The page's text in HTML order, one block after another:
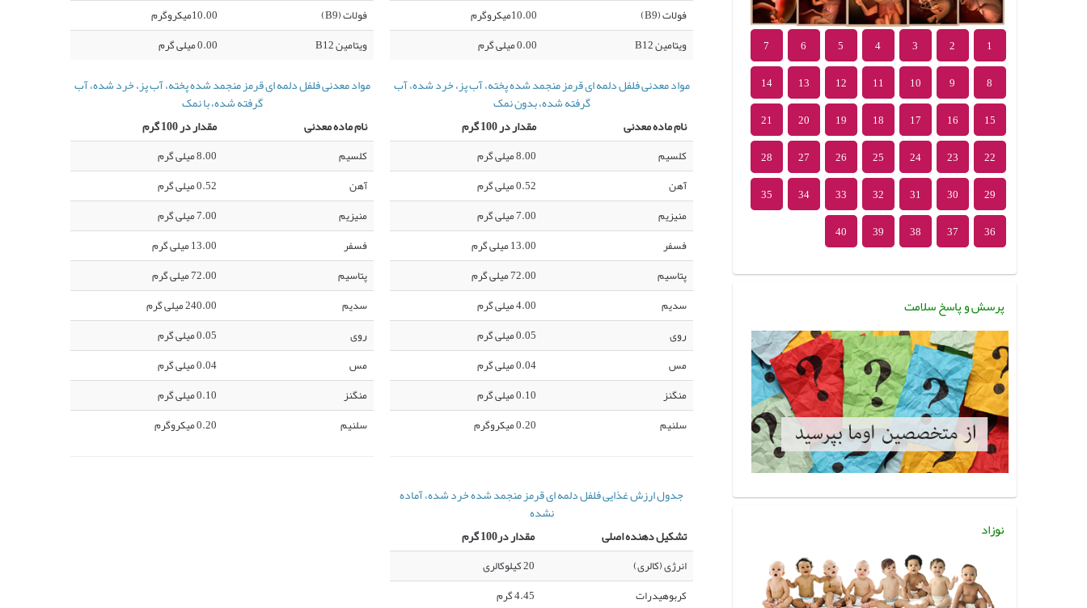
جدول ارزش غذایی فلفل دلمه ای قرمز منجمد شده خرد شده، آماده
نشده
تشکیل دهنده اصلی
مقدار در100 گرم
انرژی (کالری)
20 کیلوکالری
کربوهیدرات
4.45 گرم
فولات (B9)
10.00میکروگرم
ویتامین B12
0.00 میلی گرم
مواد معدنی فلفل دلمه ای قرمز منجمد شده پخته، آب پز، خرد شده، آب
گرفته شده، با نمک
نام ماده معدنی
مقدار در 100 گرم
کلسیم
8.00 میلی گرم
آهن
0.52 میلی گرم
منیزیم
7.00 میلی گرم
فسفر
13.00 میلی گرم
پتاسیم
72.00 میلی گرم
سدیم
240.00 میلی گرم
روی
0.05 میلی گرم
مس
0.04 میلی گرم
منگنز
0.10 میلی گرم
سلنیم
0.20 میکروگرم
فولات (B9)
10.00میکروگرم
ویتامین B12
0.00 میلی گرم
مواد معدنی فلفل دلمه ای قرمز منجمد شده پخته، آب پز، خرد شده، آب
گرفته شده، بدون نمک
نام ماده معدنی
مقدار در 100 گرم
کلسیم
8.00 میلی گرم
آهن
0.52 میلی گرم
منیزیم
7.00 میلی گرم
فسفر
13.00 میلی گرم
پتاسیم
72.00 میلی گرم
سدیم
4.00 میلی گرم
روی
0.05 میلی گرم
مس
0.04 میلی گرم
منگنز
0.10 میلی گرم
سلنیم
0.20 میکروگرم
1
2
3
4
5
6
7
8
9
10
11
12
13
14
15
16
17
18
19
20
21
22
23
24
25
26
27
28
29
30
31
32
33
34
35
36
37
38
39
40
پرسش و پاسخ سلامت
نوزاد